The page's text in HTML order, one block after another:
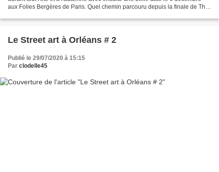
aux Folies Bergères de Paris. Quel chemin parcouru depuis la finale de The
Le Street art à Orléans # 2
Publié le 29/07/2020 à 15:15
Par clodelle45